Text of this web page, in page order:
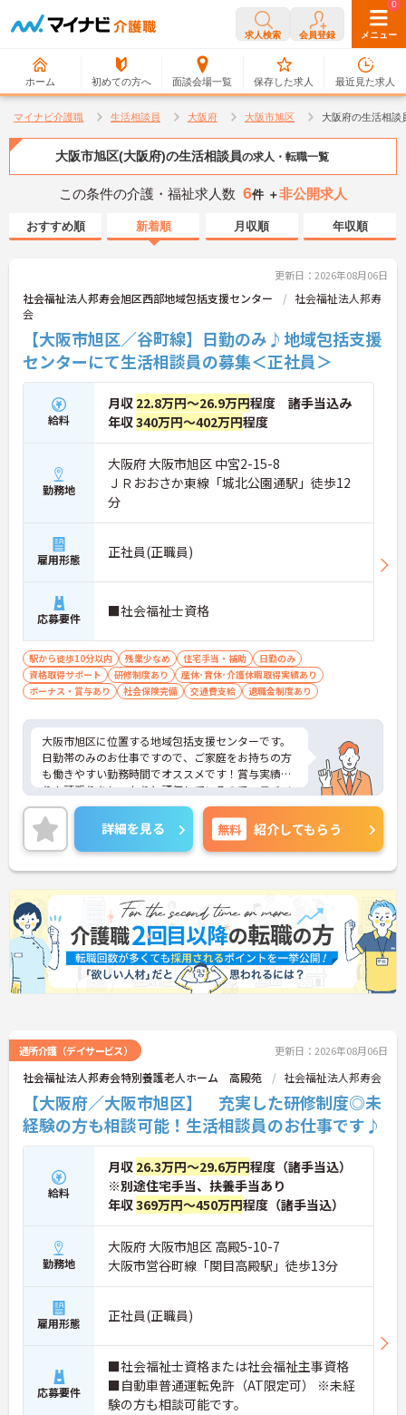
求人検索 会員登録 メニュー
ホーム 初めての方へ 面談会場一覧
0
保存した求人
0
最近見た求人
マイナビ介護職 生活相談員 大阪府 大阪市旭区 大阪府の生活相談
大阪市旭区(大阪府)の生活相談員の求人・転職一覧
この条件の介護・福祉求人数 6件 ＋非公開求人
おすすめ順 新着順 月収順 年収順
更新日：2026年08月06日
社会福祉法人邦寿会旭区西部地域包括支援センター
社会福祉法人邦寿
会
【大阪市旭区／谷町線】日勤のみ♪地域包括支援
センターにて生活相談員の募集＜正社員＞
給料
月収 22.8万円～26.9万円程度 諸手当込み
年収340万円～402万円程度
勤務地
大阪府 大阪市旭区 中宮2-15-8
ＪＲおおさか東線「城北公園通駅」徒歩12
分
雇用形態 正社員(正職員)
応募要件 ■社会福祉士資格
駅から徒歩10分以内 残業少なめ 住宅手当・補助
日勤のみ
資格取得サポート
研修制度あり
産休･育休･介護休暇取得実績あり
ボーナス・賞与あり
社会保険完備 交通費支給 退職金制度あり
大阪市旭区に位置する地域包括支援センターです。
日勤帯のみのお仕事ですので、ご家庭をお持ちの方
も働きやすい勤務時間でオススメです！賞与実績あ
り！頑張りをしっかりと評価しているので、モチベ
ーションを保ちやすい環境です。ご興味をお持ちの
方はお気軽にお問い合わせください。
詳細を見る 無料 紹介してもらう
通所介護（デイサービス） 更新日：2026年08月06日
社会福祉法人邦寿会特別養護老人ホーム 高殿苑 社会福祉法人邦寿会
【大阪府／大阪市旭区】 充実した研修制度◎未
経験の方も相談可能！生活相談員のお仕事です♪
給料
月収 26.3万円～29.6万円程度（諸手当込）
※別途住宅手当、扶養手当あり
年収369万円～450万円程度（諸手当込）
勤務地
大阪府 大阪市旭区 高殿5-10-7
大阪市営谷町線「関目高殿駅」徒歩13分
雇用形態 正社員(正職員)
応募要件
■社会福祉士資格または社会福祉主事資格
■自動車普通運転免許（AT限定可） ※未経
験の方も相談可能です。